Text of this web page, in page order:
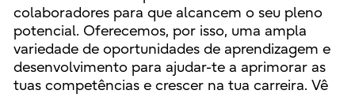
colaboradores para que alcancem o seu pleno
potencial. Oferecemos, por isso, uma ampla
variedade de oportunidades de aprendizagem e
desenvolvimento para ajudar-te a aprimorar as
tuas competências e crescer na tua carreira. Vê